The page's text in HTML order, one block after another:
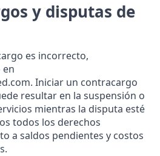
y disputas de
es incorrecto,
. Iniciar un contracargo
resultar en la suspensión o
mientras la disputa esté
todos los derechos
a saldos pendientes y costos